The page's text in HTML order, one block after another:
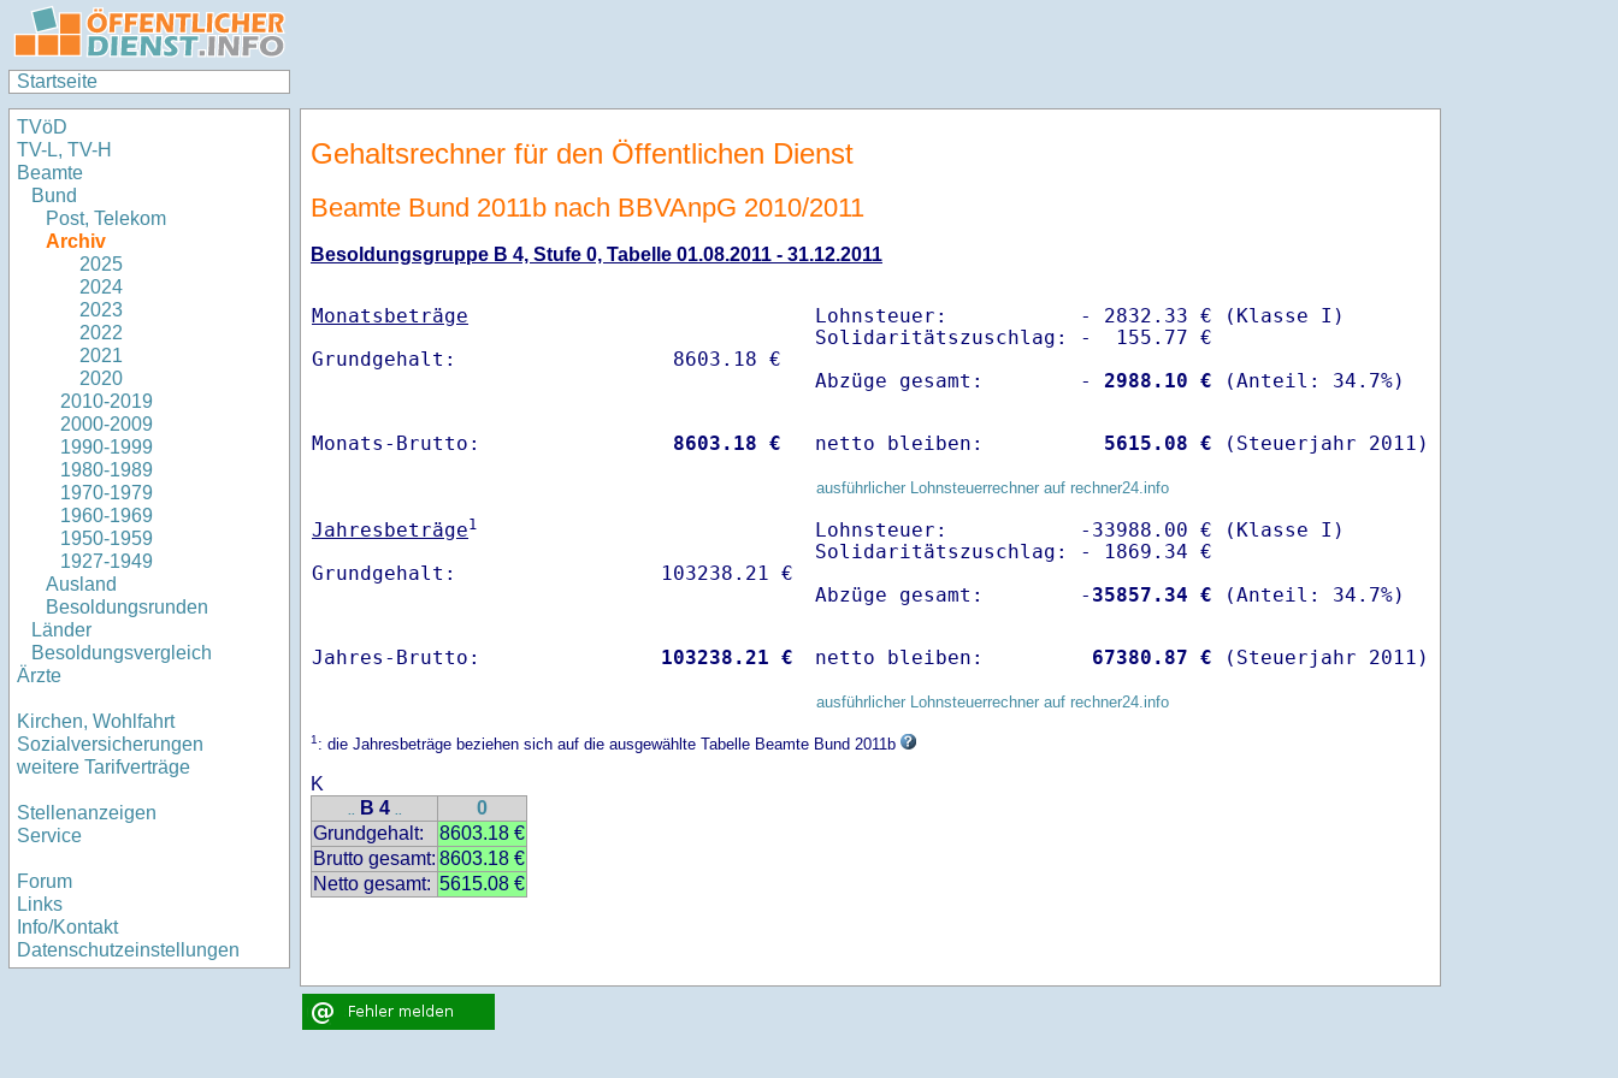
Startseite
TVöD
TV-L, TV-H
Beamte
Bund
Post, Telekom
Archiv
2025
2024
2023
2022
2021
2020
2010-2019
2000-2009
1990-1999
1980-1989
1970-1979
1960-1969
1950-1959
1927-1949
Ausland
Besoldungsrunden
Länder
Besoldungsvergleich
Ärzte
Kirchen, Wohlfahrt
Sozialversicherungen
weitere Tarifverträge
Stellenanzeigen
Service
Forum
Links
Info/Kontakt
Datenschutzeinstellungen
Gehaltsrechner für den Öffentlichen Dienst
Beamte Bund 2011b nach BBVAnpG 2010/2011
Besoldungsgruppe B 4, Stufe 0, Tabelle 01.08.2011 - 31.12.2011
Monatsbeträge
Lohnsteuer:           - 2832.33 € (Klasse I)
Solidaritätszuschlag: -  155.77 €
Abzüge gesamt:        -
2988.10 €
Monats-Brutto: 8603.18 € netto bleiben: 5615.08 € (Steuerjahr 2011)
ausführlicher Lohnsteuerrechner auf rechner24.info
Jahresbeträge1
Lohnsteuer:           -33988.00 € (Klasse I)
Solidaritätszuschlag: - 1869.34 €
Abzüge gesamt:        - 35857.34 €
Jahres-Brutto: 103238.21 € netto bleiben: 67380.87 € (Steuerjahr 2011)
ausführlicher Lohnsteuerrechner auf rechner24.info
1: die Jahresbeträge beziehen sich auf die ausgewählte Tabelle Beamte Bund 2011b
K
.. B 4 ..
0
Grundgehalt:
8603.18 €
Brutto gesamt: 8603.18 €
Netto gesamt: 5615.08 €